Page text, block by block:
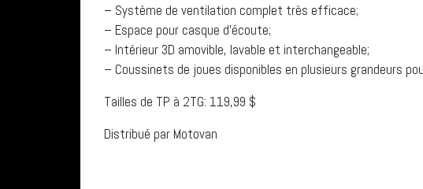
– Système de ventilation complet très efficace;
– Espace pour casque d’écoute;
– Intérieur 3D amovible, lavable et interchangeable;
– Coussinets de joues disponibles en plusieurs grandeurs
Tailles de TP à 2TG: 119,99 $
Distribué par Motovan